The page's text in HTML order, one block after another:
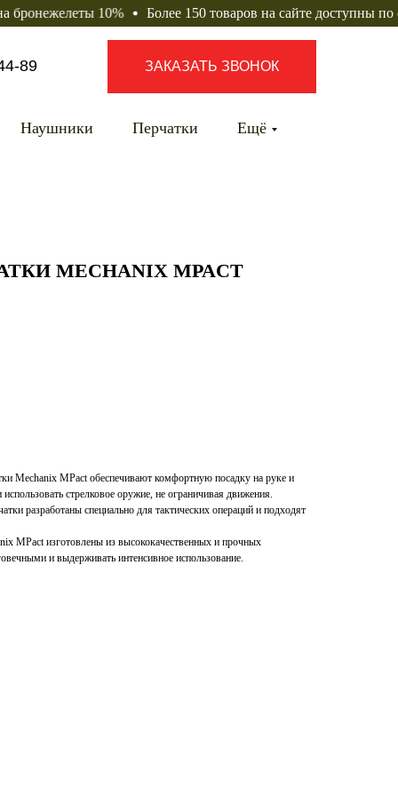
10% Более 150 товаров на сайте доступны по оптовым
ЗАКАЗАТЬ ЗВОНОК
89
Наушники Перчатки Ещё
MECHANIX MPACT
Mechanix MPact обеспечивают комфортную посадку на руке и
стрелковое оружие, не ограничивая движения.
разработаны специально для тактических операций и подходят
MPact изготовлены из высококачественных и прочных
и выдерживать интенсивное использование.